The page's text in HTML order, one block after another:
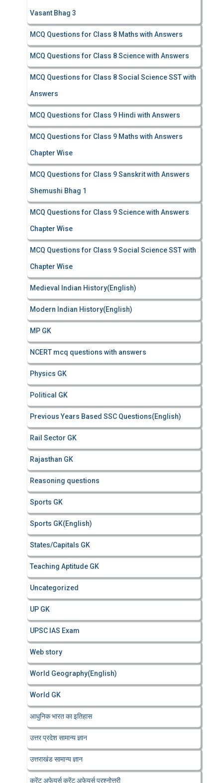
Vasant Bhag 3
MCQ Questions for Class 8 Maths with Answers
MCQ Questions for Class 8 Science with Answers
MCQ Questions for Class 8 Social Science SST with
Answers
MCQ Questions for Class 9 Hindi with Answers
MCQ Questions for Class 9 Maths with Answers
Chapter Wise
MCQ Questions for Class 9 Sanskrit with Answers
Shemushi Bhag 1
MCQ Questions for Class 9 Science with Answers
Chapter Wise
MCQ Questions for Class 9 Social Science SST with
Chapter Wise
Medieval Indian History(English)
Modern Indian History(English)
MP GK
NCERT mcq questions with answers
Physics GK
Political GK
Previous Years Based SSC Questions(English)
Rail Sector GK
Rajasthan GK
Reasoning questions
Sports GK
Sports GK(English)
States/Capitals GK
Teaching Aptitude GK
Uncategorized
UP GK
UPSC IAS Exam
Web story
World Geography(English)
World GK
आधुनिक भारत का इतिहास
उत्तर प्रदेश सामान्य ज्ञान
उत्तराखंड सामान्य ज्ञान
करेंट अफेयर्स करेंट अफेयर्स प्रश्नोत्तरी